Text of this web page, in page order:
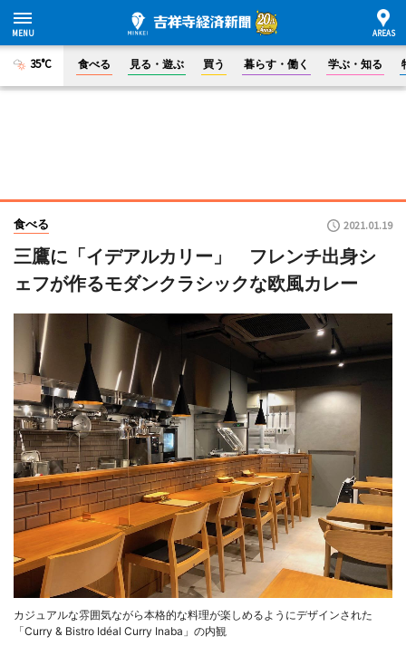
35°C 食べる 見る・遊ぶ 買う 暮らす・働く 学ぶ・知る
食べる 2021.01.19
三鷹に「イデアルカリー」 フレンチ出身シ
ェフが作るモダンクラシックな欧風カレー
カジュアルな雰囲気ながら本格的な料理が楽しめるようにデザインされた
「Curry & Bistro Idéal Curry Inaba」の内観